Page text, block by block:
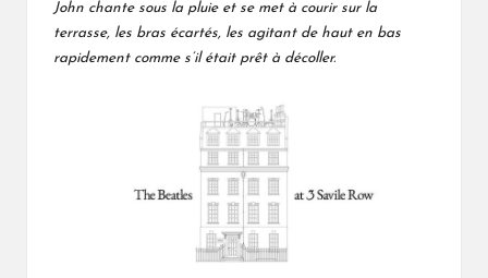
John chante sous la pluie et se met à courir sur la
terrasse, les bras écartés, les agitant de haut en bas
rapidement comme s’il était prêt à décoller.